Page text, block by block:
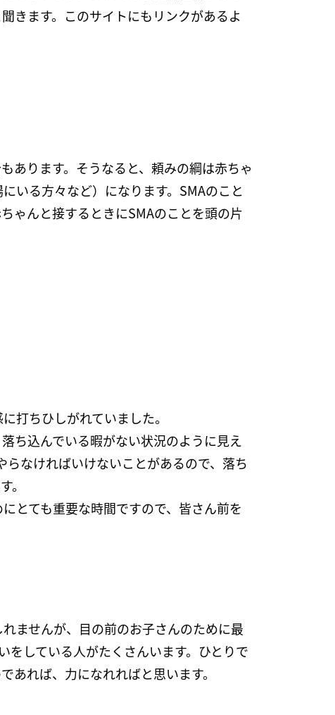
きます。このサイトにもリンクがあるよ
あります。そうなると、頼みの綱は赤ちゃ
いる方々など）になります。SMAのこと
ゃんと接するときにSMAのことを頭の片
打ちひしがれていました。
ち込んでいる暇がない状況のように見え
なければいけないことがあるので、落ち
。
とても重要な時間ですので、皆さん前を
ませんが、目の前のお子さんのために最
をしている人がたくさんいます。ひとりで
あれば、力になれればと思います。